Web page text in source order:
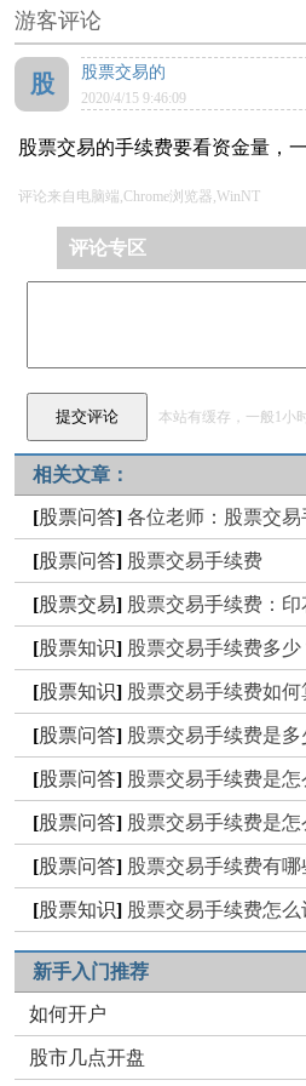
游客评论
股 股票交易的
2020/4/15 9:46:09
股票交易的手续费要看资金量，
评论来自电脑端,Chrome浏览器,WinNT
评论专区
本站有缓存，一般1小
相关文章：
[股票问答] 各位老师：股票交
[股票问答] 股票交易手续费
[股票交易] 股票交易手续费：
[股票知识] 股票交易手续费多
[股票知识] 股票交易手续费如
[股票问答] 股票交易手续费是多
[股票问答] 股票交易手续费是
[股票问答] 股票交易手续费是
[股票问答] 股票交易手续费有哪
[股票知识] 股票交易手续费怎
新手入门推荐
如何开户
股市几点开盘